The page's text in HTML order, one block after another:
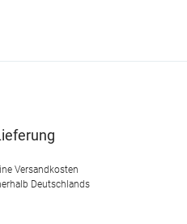
Versandkosten
Deutschlands